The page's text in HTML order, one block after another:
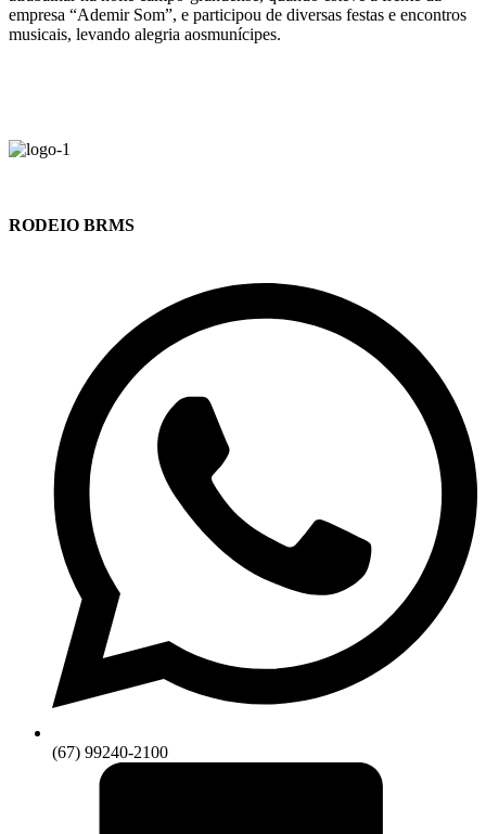
empresa “Ademir Som”, e participou de diversas festas e encontros
musicais, levando alegria aosmunícipes.
RODEIO BRMS
(67) 99240-2100